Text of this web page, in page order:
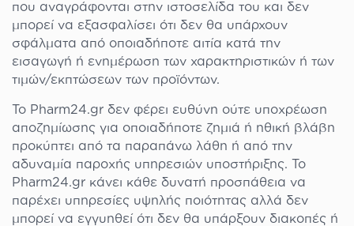
που αναγράφονται στην ιστοσελίδα του και δεν
μπορεί να εξασφαλίσει ότι δεν θα υπάρχουν
σφάλματα από οποιαδήποτε αιτία κατά την
εισαγωγή ή ενημέρωση των χαρακτηριστικών ή των
τιμών/εκπτώσεων των προϊόντων.
Το Pharm24.gr δεν φέρει ευθύνη ούτε υποχρέωση
αποζημίωσης για οποιαδήποτε ζημιά ή ηθική βλάβη
προκύπτει από τα παραπάνω λάθη ή από την
αδυναμία παροχής υπηρεσιών υποστήριξης. Το
Pharm24.gr κάνει κάθε δυνατή προσπάθεια να
παρέχει υπηρεσίες υψηλής ποιότητας αλλά δεν
μπορεί να εγγυηθεί ότι δεν θα υπάρξουν διακοπές ή